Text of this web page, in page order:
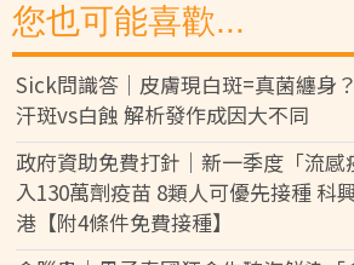
您也可能喜歡...
Sick問識答｜皮膚現白斑=真菌纏身
汗斑vs白蝕 解析發作成因大不同
政府資助免費打針｜新一季度「流感
入130萬劑疫苗 8類人可優先接種 科
港【附4條件免費接種】